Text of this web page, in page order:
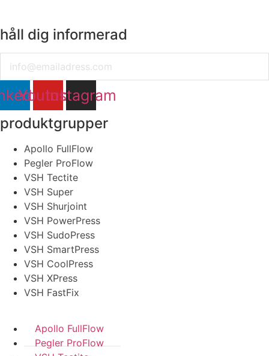
håll dig informerad
Youtube
Instagram
produktgrupper
Apollo FullFlow
Pegler ProFlow
VSH Tectite
VSH Super
VSH Shurjoint
VSH PowerPress
VSH SudoPress
VSH SmartPress
VSH CoolPress
VSH XPress
VSH FastFix
Apollo FullFlow
Pegler ProFlow